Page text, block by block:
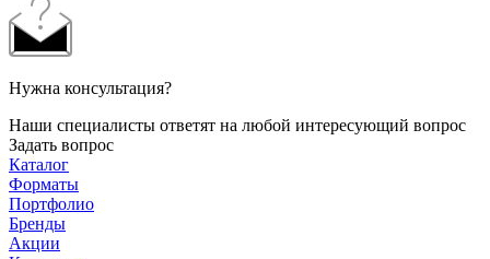
Нужна консультация?
Наши специалисты ответят на любой интересующий вопрос
Задать вопрос
Каталог
Форматы
Портфолио
Бренды
Акции